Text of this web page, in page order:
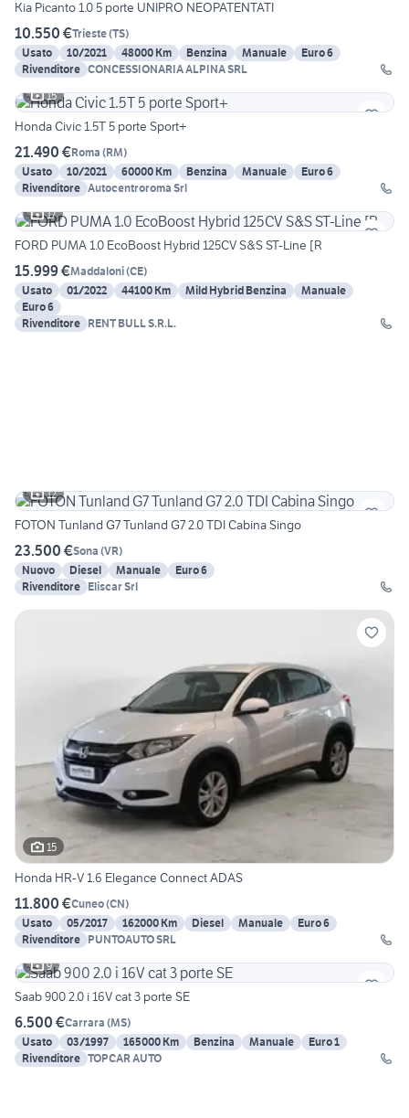
Kia Picanto 1.0 5 porte UNIPRO NEOPATENTATI
10.550 €Trieste(TS)
Usato
10/2021 48000 Km Benzina Manuale
Euro 6
Rivenditore CONCESSIONARIA ALPINA SRL
15
Honda Civic 1.5T 5 porte Sport+
21.490 €Roma (RM)
Usato
10/2021 60000 Km Benzina Manuale
Euro 6
Rivenditore Autocentroroma Srl
17
FORD PUMA 1.0 EcoBoost Hybrid 125CV S&S ST-Line [R
15.999 €Maddaloni(CE)
Usato
01/2022 44100 Km Mild Hybrid Benzina
Manuale
Euro 6
Rivenditore RENT BULL S.R.L.
12
FOTON Tunland G7 Tunland G7 2.0 TDI Cabina Singo
23.500 €Sona (VR)
Nuovo
Diesel Manuale
Euro 6
Rivenditore Eliscar Srl
15
Honda HR-V 1.6 Elegance Connect ADAS
11.800 €Cuneo(CN)
Usato
05/2017 162000 Km Diesel Manuale
Euro 6
Rivenditore PUNTOAUTO SRL
9
Saab 900 2.0 i 16V cat 3 porte SE
6.500 €Carrara (MS)
Usato
03/1997 165000 Km Benzina Manuale
Euro 1
Rivenditore TOPCAR AUTO